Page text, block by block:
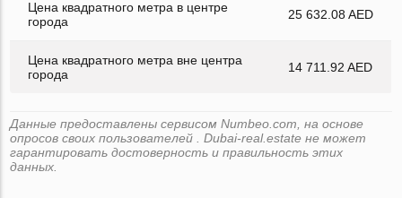
Цена квадратного метра в центре
города
25 632.08 AED
Цена квадратного метра вне центра
города
14 711.92 AED
Данные предоставлены сервисом Numbeo.com, на основе
опросов своих пользователей . Dubai-real.estate не может
гарантировать достоверность и правильность этих
данных.